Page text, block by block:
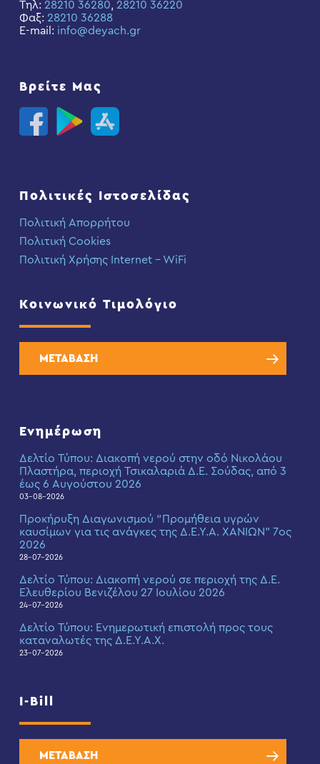
Τηλ: 28210 36280, 28210 36220
Φαξ: 28210 36288
E-mail: info@deyach.gr
Βρείτε Μας
Πολιτικές Ιστοσελίδας
Πολιτική Απορρήτου
Πολιτική Cookies
Πολιτική Χρήσης Internet – WiFi
Κοινωνικό Τιμολόγιο
ΜΕΤΑΒΑΣΗ
Ενημέρωση
Δελτίο Τύπου: Διακοπή νερού στην οδό Νικολάου
Πλαστήρα, περιοχή Τσικαλαριά Δ.Ε. Σούδας, από 3
έως 6 Αυγούστου 2026
03-08-2026
Προκήρυξη Διαγωνισμού “Προμήθεια υγρών
καυσίμων για τις ανάγκες της Δ.Ε.Υ.Α. ΧΑΝΙΩΝ” 7ος
2026
28-07-2026
Δελτίο Τύπου: Διακοπή νερού σε περιοχή της Δ.Ε.
Ελευθερίου Βενιζέλου 27 Ιουλίου 2026
24-07-2026
Δελτίο Τύπου: Eνημερωτική επιστολή προς τους
καταναλωτές της Δ.Ε.Υ.Α.Χ.
23-07-2026
I-Bill
ΜΕΤΑΒΑΣΗ